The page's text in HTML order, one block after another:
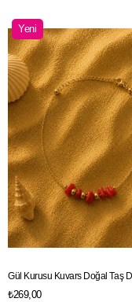
₺269,00
Yeni
Ürün